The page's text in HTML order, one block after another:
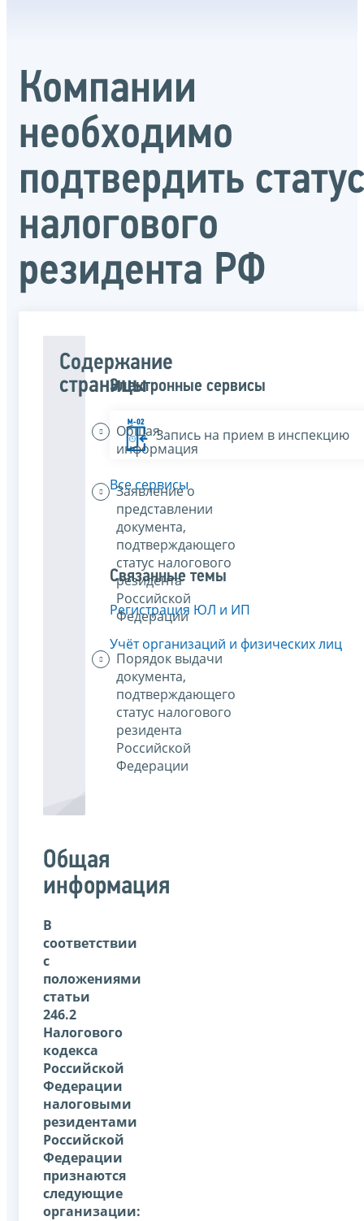
Компании
необходимо
подтвердить
налогового
резидента РФ
Содержание
страницы
Общая
информация
Заявление о
представлении
документа,
подтверждающего
статус налогового
резидента
Российской
Федерации
Порядок выдачи
документа,
подтверждающего
статус налогового
резидента
Российской
Федерации
Общая
информация
В
соответствии
с
положениями
статьи
246.2
Налогового
кодекса
Российской
Федерации
налоговыми
резидентами
Российской
Федерации
признаются
следующие
организации:
Электронные сервисы
Запись на прием в инспекцию
Все сервисы
Связанные темы
Регистрация ЮЛ и ИП
Учёт организаций и физических лиц